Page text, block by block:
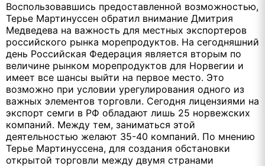
Воспользовавшись предоставленной возможностью,
Терье Мартинуссен обратил внимание Дмитрия
Медведева на важность для местных экспортеров
российского рынка морепродуктов. На сегодняшний
день Российская Федерация является вторым по
величине рынком морепродуктов для Норвегии и
имеет все шансы выйти на первое место. Это
возможно при условии урегулирования одного из
важных элементов торговли. Сегодня лицензиями на
экспорт семги в РФ обладают лишь 25 норвежских
компаний. Между тем, заниматься этой
деятельностью желают 35-40 компаний. По мнению
Терье Мартинуссена, для создания обстановки
открытой торговли между двумя странами